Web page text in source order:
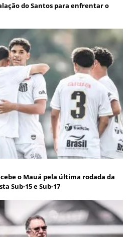
do Santos para enfrentar o
o Mauá pela última rodada da
Sub-15 e Sub-17